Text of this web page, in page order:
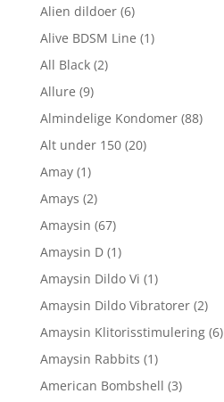
Alien dildoer (6)
Alive BDSM Line (1)
All Black (2)
Allure (9)
Almindelige Kondomer (88)
Alt under 150 (20)
Amay (1)
Amays (2)
Amaysin (67)
Amaysin D (1)
Amaysin Dildo Vi (1)
Amaysin Dildo Vibratorer (2)
Amaysin Klitorisstimulering (6)
Amaysin Rabbits (1)
American Bombshell (3)